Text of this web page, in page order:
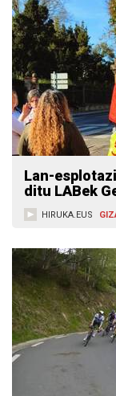
Lan-
ditu LABek
HIRUKA.EUS